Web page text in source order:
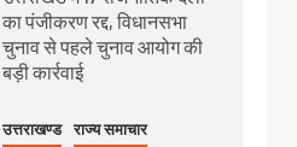
का पंजीकरण रद्द, विधानसभा
चुनाव से पहले चुनाव आयोग की
बड़ी कार्रवाई
उत्तराखण्ड राज्य समाचार